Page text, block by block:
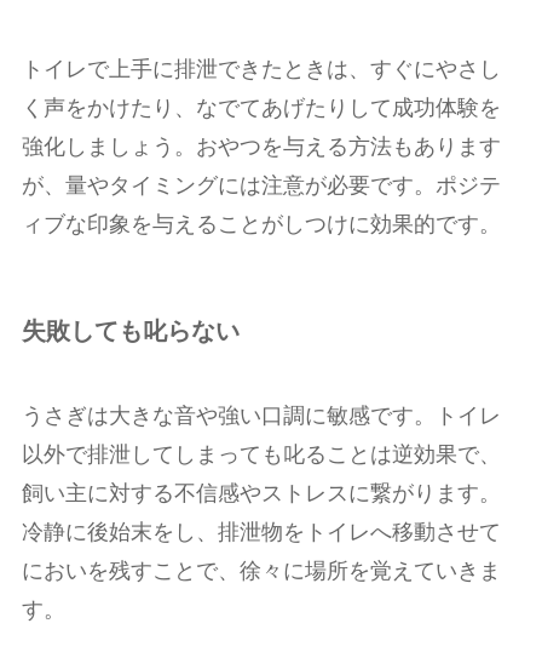
トイレで上手に排泄できたときは、すぐにやさし
く声をかけたり、なでてあげたりして成功体験を
強化しましょう。おやつを与える方法もあります
が、量やタイミングには注意が必要です。ポジテ
ィブな印象を与えることがしつけに効果的です。
失敗しても叱らない
うさぎは大きな音や強い口調に敏感です。トイレ
以外で排泄してしまっても叱ることは逆効果で、
飼い主に対する不信感やストレスに繋がります。
冷静に後始末をし、排泄物をトイレへ移動させて
においを残すことで、徐々に場所を覚えていきま
す。